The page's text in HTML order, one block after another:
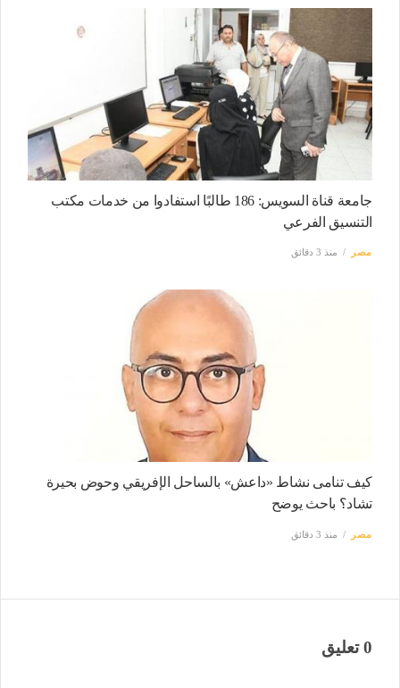
جامعة قناة السويس: 186 طالبًا استفادوا من خدمات مكتب
التنسيق الفرعي
مصر منذ 3 دقائق
كيف تنامى نشاط «داعش» بالساحل الإفريقي وحوض بحيرة
تشاد؟ باحث يوضح
مصر منذ 3 دقائق
0 تعليق